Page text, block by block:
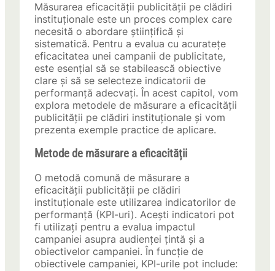
Măsurarea eficacității publicității pe clădiri
instituționale este un proces complex care
necesită o abordare științifică și
sistematică. Pentru a evalua cu acuratețe
eficacitatea unei campanii de publicitate,
este esențial să se stabilească obiective
clare și să se selecteze indicatorii de
performanță adecvați. În acest capitol, vom
explora metodele de măsurare a eficacității
publicității pe clădiri instituționale și vom
prezenta exemple practice de aplicare.
Metode de măsurare a eficacității
O metodă comună de măsurare a
eficacității publicității pe clădiri
instituționale este utilizarea indicatorilor de
performanță (KPI-uri). Acești indicatori pot
fi utilizați pentru a evalua impactul
campaniei asupra audienței țintă și a
obiectivelor campaniei. În funcție de
obiectivele campaniei, KPI-urile pot include: